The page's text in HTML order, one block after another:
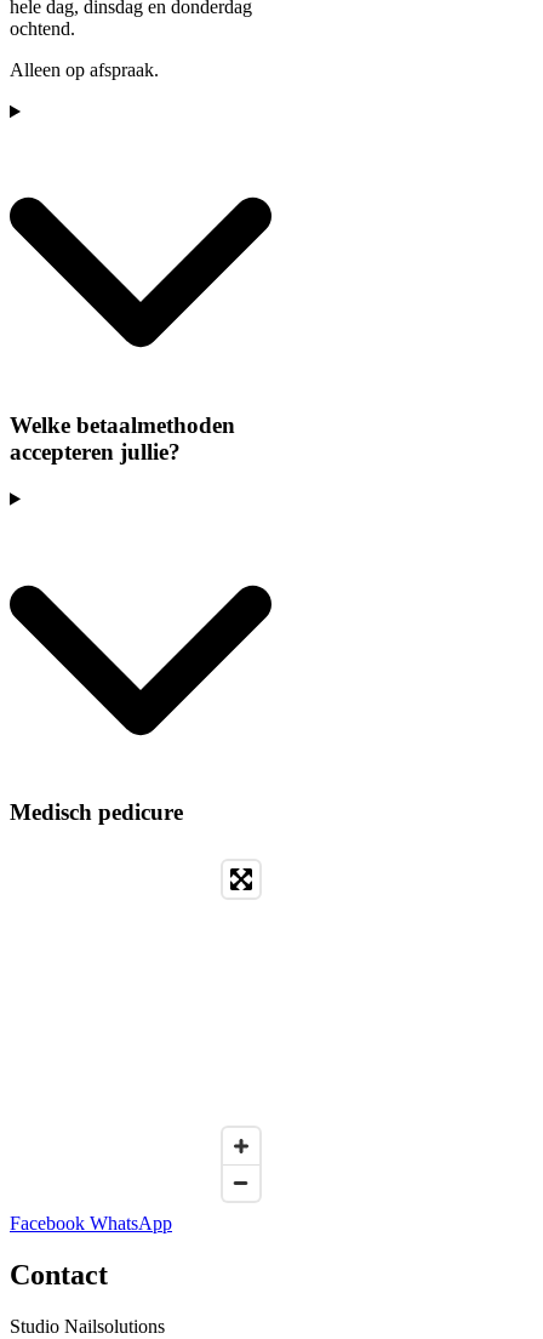
hele dag, dinsdag en donderdag
ochtend.
Alleen op afspraak.
Welke betaalmethoden
accepteren jullie?
Medisch pedicure
Facebook WhatsApp
Contact
Studio Nailsolutions